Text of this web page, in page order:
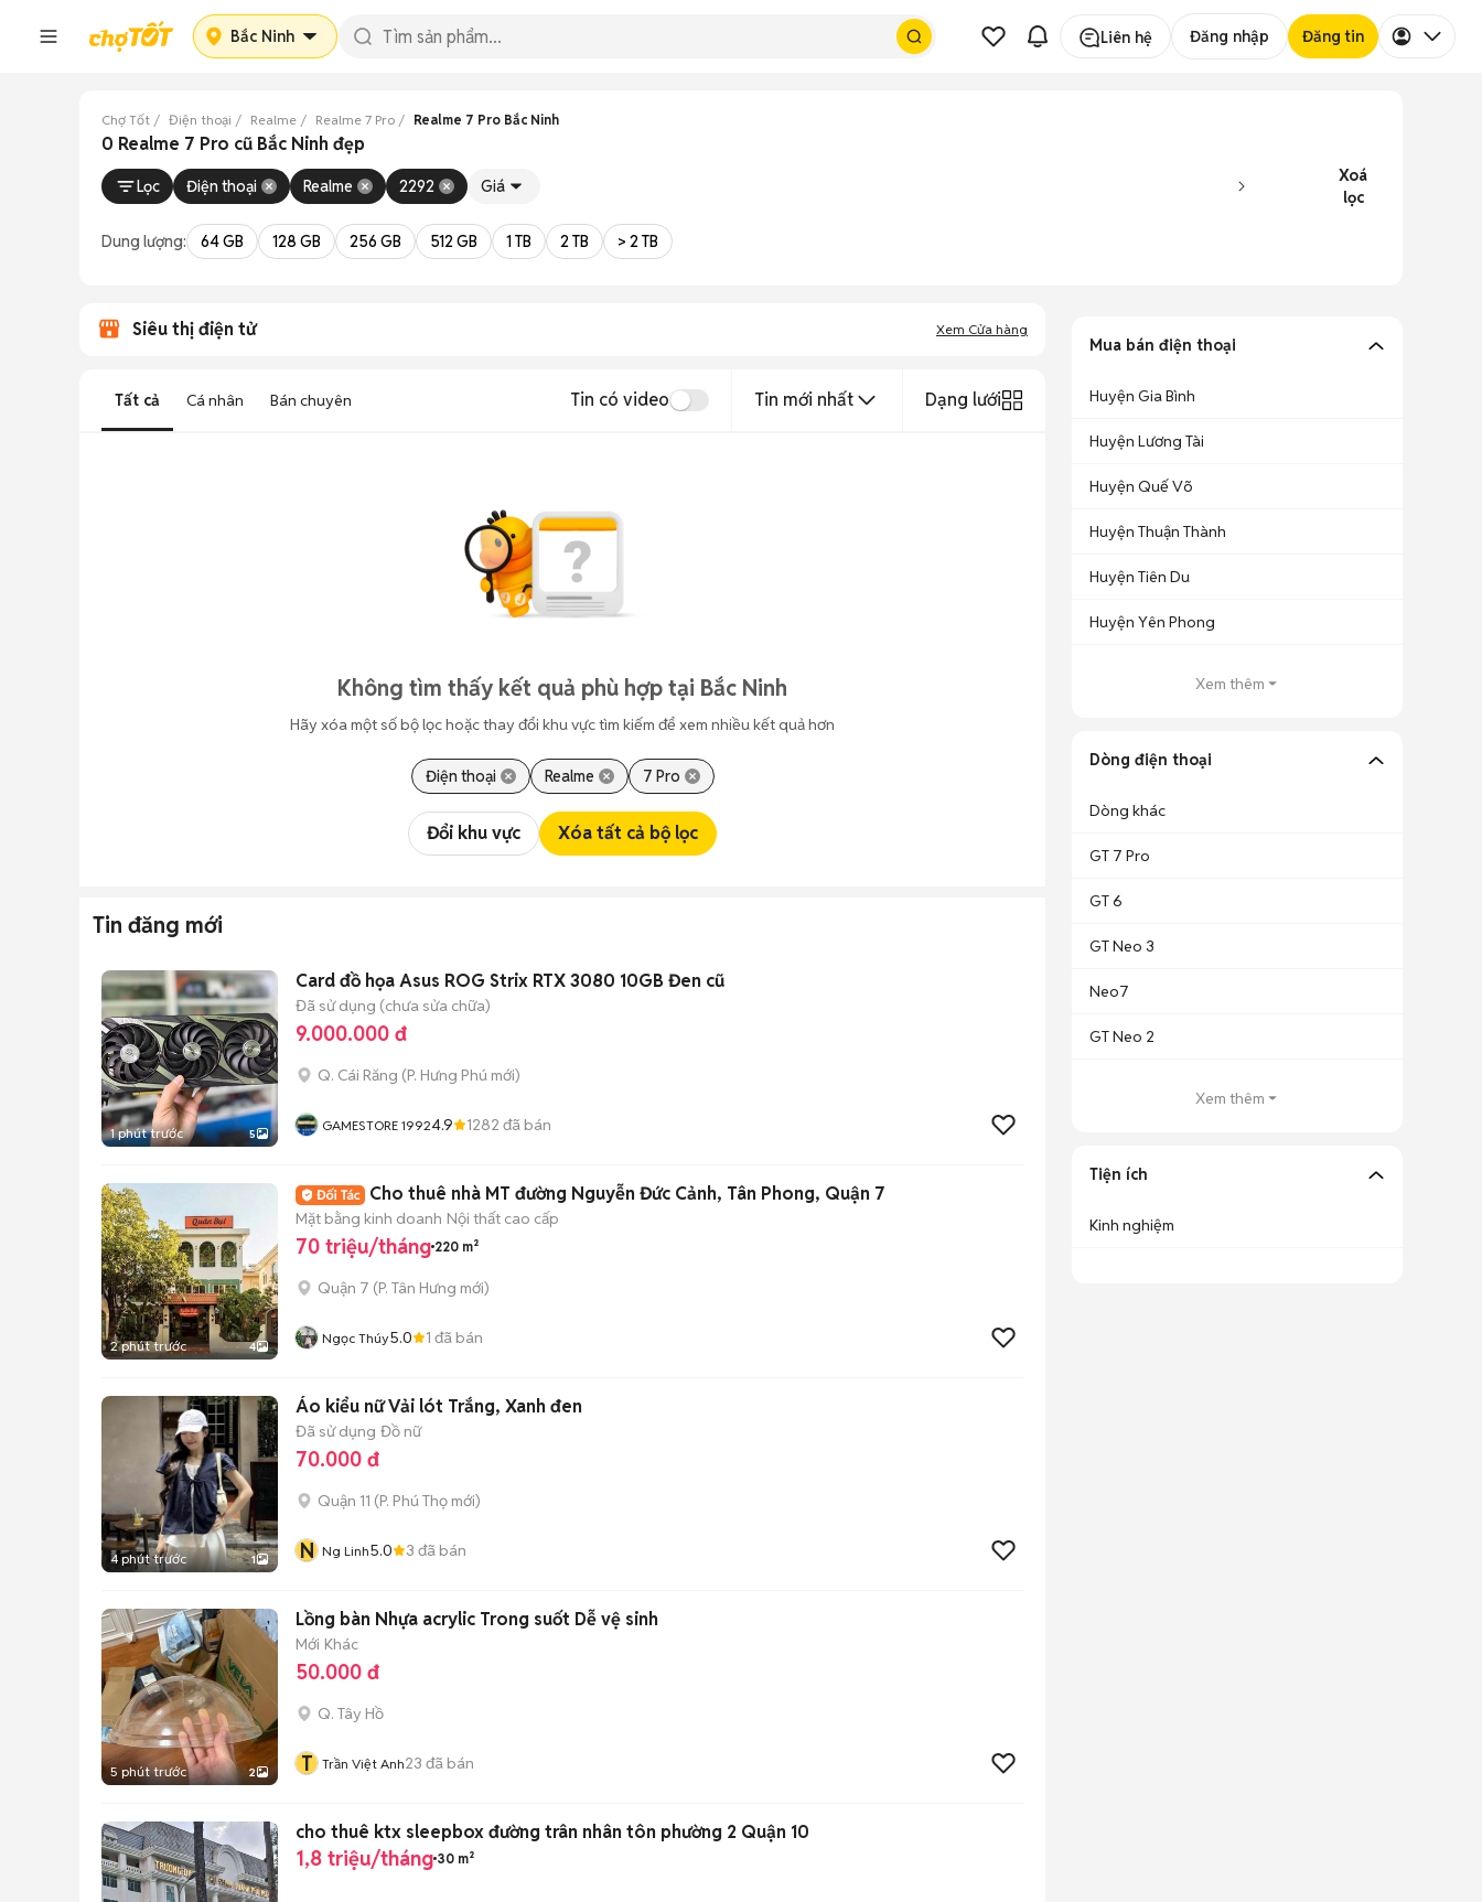
Bắc Ninh Liên hệ Đăng nhập Đăng tin
Chợ Tốt Điện thoại Realme Realme 7 Pro Realme 7 Pro Bắc Ninh
0 Realme 7 Pro cũ Bắc Ninh đẹp
Lọc Điện thoại Realme 2292 Giá
Xoá
lọc
Dung lượng: 64 GB 128 GB 256 GB 512 GB 1 TB 2 TB > 2 TB
Siêu thị điện tử Xem Cửa hàng
Tất cả Cá nhân Bán chuyên Tin có video Tin mới nhất Dạng lưới
Không tìm thấy kết quả phù hợp tại Bắc Ninh
Hãy xóa một số bộ lọc hoặc thay đổi khu vực tìm kiếm để xem nhiều kết quả hơn
Điện thoại Realme 7 Pro
Đổi khu vực Xóa tất cả bộ lọc
Tin đăng mới
1 phút trước 5
Card đồ họa Asus ROG Strix RTX 3080 10GB Đen cũ
Đã sử dụng (chưa sửa chữa)
9.000.000 đ
Q. Cái Răng (P. Hưng Phú mới)
GAMESTORE 19924.9 1282 đã bán
2 phút trước 4
Cho thuê nhà MT đường Nguyễn Đức Cảnh, Tân Phong, Quận 7
Mặt bằng kinh doanh Nội thất cao cấp
70 triệu/tháng 220 m²
Quận 7 (P. Tân Hưng mới)
Ngọc Thúy5.0 1 đã bán
4 phút trước 1
Áo kiểu nữ Vải lót Trắng, Xanh đen
Đã sử dụng Đồ nữ
70.000 đ
Quận 11 (P. Phú Thọ mới)
N Ng Linh5.0 3 đã bán
5 phút trước 2
Lồng bàn Nhựa acrylic Trong suốt Dễ vệ sinh
Mới Khác
50.000 đ
Q. Tây Hồ
T Trần Việt Anh23 đã bán
cho thuê ktx sleepbox đường trân nhân tôn phường 2 Quận 10
1,8 triệu/tháng 30 m²
Mua bán điện thoại
Huyện Gia Bình
Huyện Lương Tài
Huyện Quế Võ
Huyện Thuận Thành
Huyện Tiên Du
Huyện Yên Phong
Xem thêm
Dòng điện thoại
Dòng khác
GT 7 Pro
GT 6
GT Neo 3
Neo7
GT Neo 2
Xem thêm
Tiện ích
Kinh nghiệm